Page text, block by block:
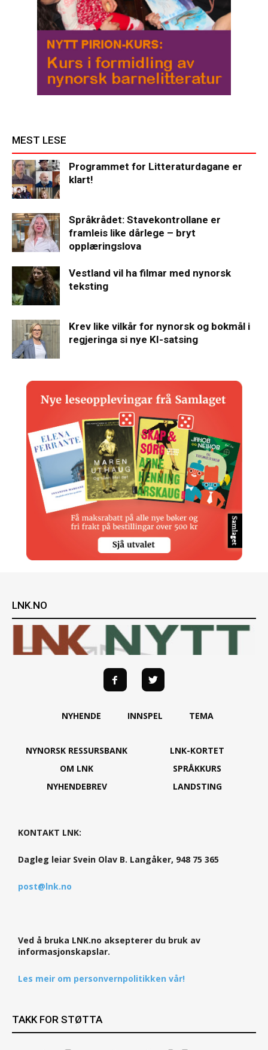
MEST LESE
Programmet for Litteraturdagane er
klart!
Språkrådet: Stavekontrollane er
framleis like dårlege – bryt
opplæringslova
Vestland vil ha filmar med nynorsk
teksting
Krev like vilkår for nynorsk og bokmål i
regjeringa si nye KI-satsing
LNK.NO
NYHENDE INNSPEL TEMA
NYNORSK RESSURSBANK
OM LNK
NYHENDEBREV
LNK-KORTET
SPRÅKKURS
LANDSTING
KONTAKT LNK:
Dagleg leiar Svein Olav B. Langåker, 948 75 365
post@lnk.no
Ved å bruka LNK.no aksepterer du bruk av
informasjonskapslar.
Les meir om personvernpolitikken vår!
TAKK FOR STØTTA